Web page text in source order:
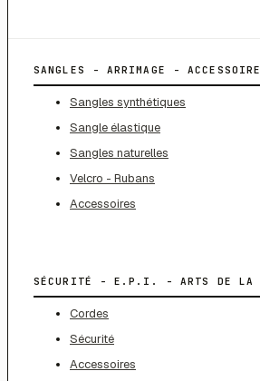
SANGLES - ARRIMAGE -
Sangles synthétiques
Sangle élastique
Sangles naturelles
Velcro - Rubans
Accessoires
SÉCURITÉ - E.P.I. - ARTS DE LA
Cordes
Sécurité
Accessoires